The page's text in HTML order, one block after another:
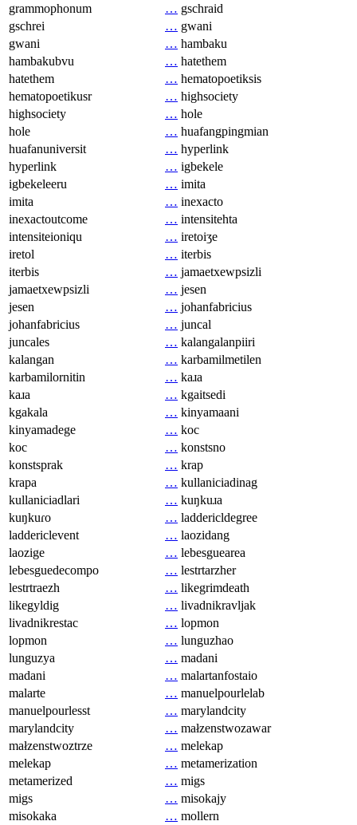
grammophonum
… gschraid
gschrei
… gwani
gwani
… hambaku
hambakubvu
… hatethem
hatethem
… hematopoetiksis
hematopoetikusr
… highsociety
highsociety
… hole
hole
… huafangpingmian
huafanuniversit
… hyperlink
hyperlink
… igbekele
igbekeleeru
… imita
imita
… inexacto
inexactoutcome
… intensitehta
intensiteioniqu
… iretoiʒe
iretol
… iterbis
iterbis
… jamaetxewpsizli
jamaetxewpsizli
… jesen
jesen
… johanfabricius
johanfabricius
… juncal
juncales
… kalangalanpiiri
kalangan
… karbamilmetilen
karbamilornitin
… kaɹa
kaɹa
… kgaitsedi
kgakala
… kinyamaani
kinyamadege
… koc
koc
… konstsno
konstsprak
… krap
krapa
… kullaniciadinag
kullaniciadlari
… kuŋkuɹa
kuŋkuɾo
… laddericldegree
laddericlevent
… laozidang
laozige
… lebesguearea
lebesguedecompo
… lestrtarzher
lestrtraezh
… likegrimdeath
likegyldig
… livadnikravljak
livadnikrestac
… lopmon
lopmon
… lunguzhao
lunguzya
… madani
madani
… malartanfostaio
malarte
… manuelpourlelab
manuelpourlesst
… marylandcity
marylandcity
… małzenstwozawar
małzenstwoztrze
… melekap
melekap
… metamerization
metamerized
… migs
migs
… misokajy
misokaka
… mollern